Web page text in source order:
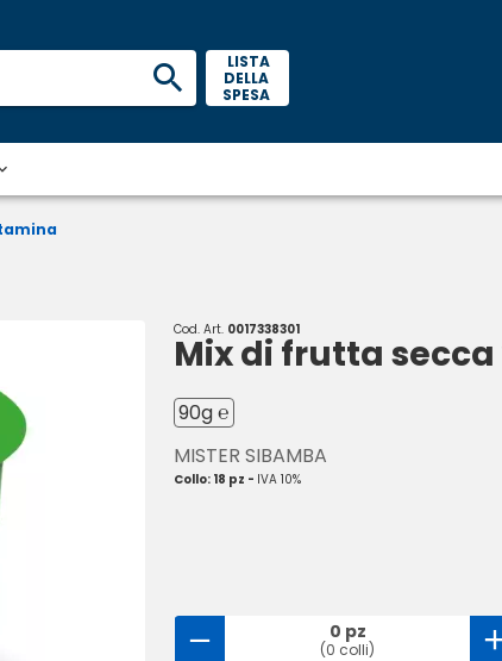
LISTA
DELLA
SPESA
Cod. Art. 0017338301
Mix di frutta
90g ℮
MISTER SIBAMBA
Collo: 18 pz - IVA 10%
0 pz
(0 colli)